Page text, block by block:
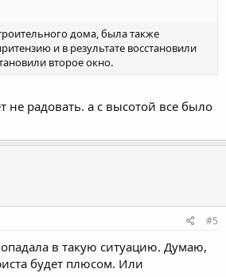
дома, была также
и в результате восстановили
второе окно.
не радовать. а с высотой все было
#5
в такую ситуацию. Думаю,
будет плюсом. Или